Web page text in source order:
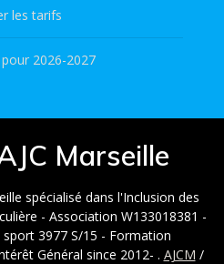
les tarifs
2026-2027
Marseille
spécialisé dans l'Inclusion des
- Association W133018381 -
3977 S/15 - Formation
Général since 2012- . AJCM /